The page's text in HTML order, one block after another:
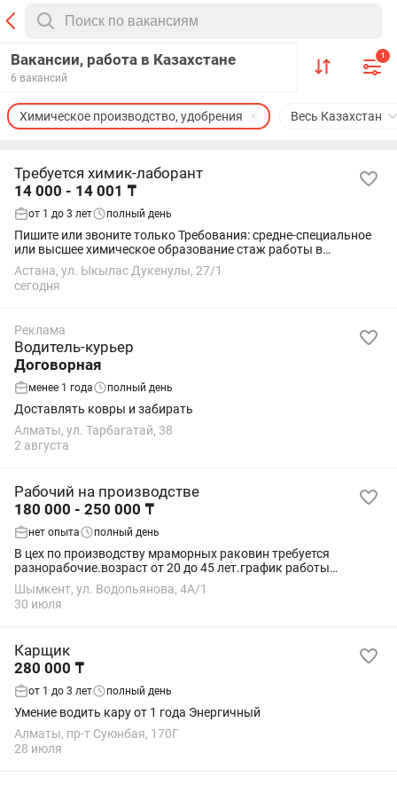
Вакансии, работа в Казахстане
6 вакансий
1
Весь Казахстан
Химическое производство, удобрения
Требуется химик-лаборант
14 000 - 14 001 ₸
от 1 до 3 лет полный день
Пишите или звоните только Требования: средне-специальное
или высшее химическое образование стаж работы в
лаборатории на соответствующей должности не менее 1 года
аналитический склад ума,...
Астана, ул. Ыкылас Дукенулы, 27/1
сегодня
Реклама
Водитель-курьер
Договорная
менее 1 года полный день
Доставлять ковры и забирать
Алматы, ул. Тарбагатай, 38
2 августа
Рабочий на производстве
180 000 - 250 000 ₸
нет опыта полный день
В цех по производству мраморных раковин требуется
разнорабочие.возраст от 20 до 45 лет.график работы
понедельник -суббота с 8:00-17:00.обед за счет фирмы.з.п от
180.000-250.000 Водопьянова...
Шымкент, ул. Водопьянова, 4А/1
30 июля
Карщик
280 000 ₸
от 1 до 3 лет полный день
Умение водить кару от 1 года Энергичный
Алматы, пр-т Суюнбая, 170Г
28 июля